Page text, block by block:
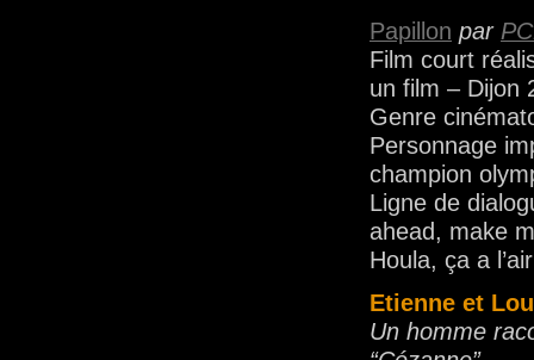
Papillon par
Film court
un film – Dijon
Genre
Personnage
champion
Ligne de
ahead, make
Houla, ça a
Etienne et
Un homme